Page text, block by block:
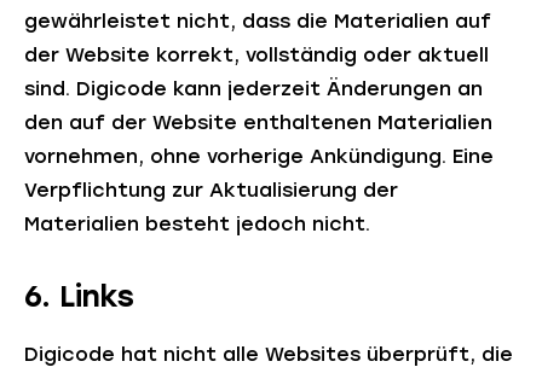
gewährleistet nicht, dass die Materialien auf
der Website korrekt, vollständig oder aktuell
sind. Digicode kann jederzeit Änderungen an
den auf der Website enthaltenen Materialien
vornehmen, ohne vorherige Ankündigung. Eine
Verpflichtung zur Aktualisierung der
Materialien besteht jedoch nicht.
6. Links
Digicode hat nicht alle Websites überprüft, die